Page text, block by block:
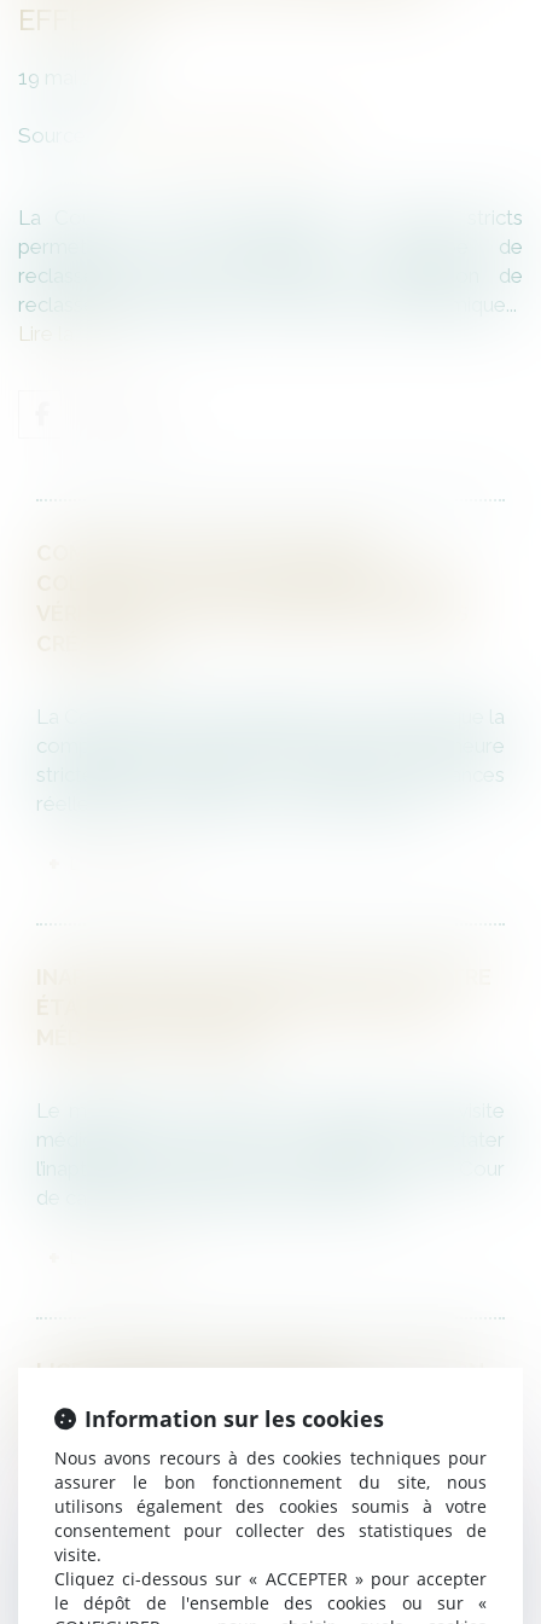
EFFECTIF
19
Source :
La Cour de cassation rappelle les critères stricts
permettant de caractériser un groupe de
reclassement dans le cadre de l’obligation de
reclassement préalable au licenciement économique...
Lire la suite
La Cour de cassation rappelle avec fermeté que la
compensation en procédure collective demeure
strictement encadrée : seules des créances
réellement connexes peuvent y prétendre...
Le médecin du travail peut-il, à l’issue d’une visite
médicale dont il est à l’initiative, constater
l’inaptitude d’un salarié en arrêt de travail ? La Cour
de cassation vient de se prononcer sur c...
LICENCIEMENT ÉCONOMIQUE : LA NOTION
DE GROUPE DE RECLASSEMENT
SUBORDONNÉE À L’EXISTENCE D’UN
CONTRÔLE EFFECTIF
La Cour de cassation rappelle les critères stricts
permettant de caractériser un groupe de
reclassement dans le cadre de l’obligation de
Information sur les cookies
Nous avons recours à des cookies techniques pour
assurer le bon fonctionnement du site, nous
utilisons également des cookies soumis à votre
consentement pour collecter des statistiques de
visite.
Cliquez ci-dessous sur « ACCEPTER » pour accepter
le dépôt de l'ensemble des cookies ou sur «